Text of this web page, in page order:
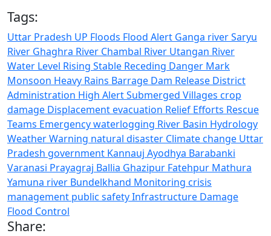
Tags:
Uttar Pradesh UP Floods Flood Alert Ganga riverSaryu
River Ghaghra River Chambal River Utangan River
Water Level Rising Stable Receding Danger Mark
Monsoon Heavy Rains Barrage Dam Release District
Administration High AlertSubmerged Villages crop
damage Displacementevacuation Relief Efforts Rescue
Teams Emergencywaterlogging River Basin Hydrology
Weather Warning natural disaster Climate change Uttar
Pradesh government Kannauj Ayodhya Barabanki
Varanasi Prayagraj Ballia Ghazipur Fatehpur Mathura
Yamuna river Bundelkhand Monitoring crisis
management public safetyInfrastructure Damage
Flood Control
Share: